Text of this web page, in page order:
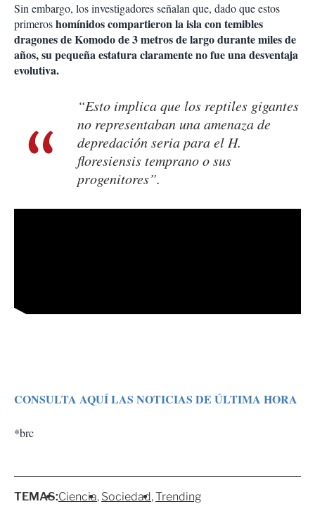
Sin embargo, los investigadores señalan que, dado que estos
primeroshomínidos compartieron la isla con temibles
dragones de Komodo de 3 metros de largo durante miles de
años, su pequeña estatura claramente no fue una desventaja
evolutiva.
“Esto implica que los reptiles gigantes
no representaban una amenaza de
depredación seria para el H.
floresiensis temprano o sus
progenitores”.
CONSULTA AQUÍ LAS NOTICIAS DE ÚLTIMA HORA
*brc
TEMAS:Ciencia Sociedad Trending